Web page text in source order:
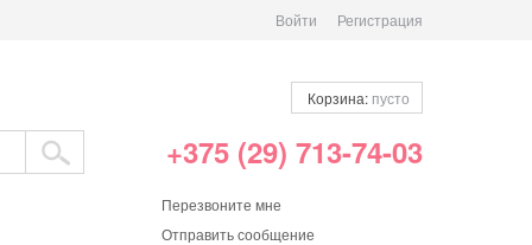
Войти Регистрация
Корзина: пусто
+375 (29) 713-74-03
Перезвоните мне
Отправить сообщение